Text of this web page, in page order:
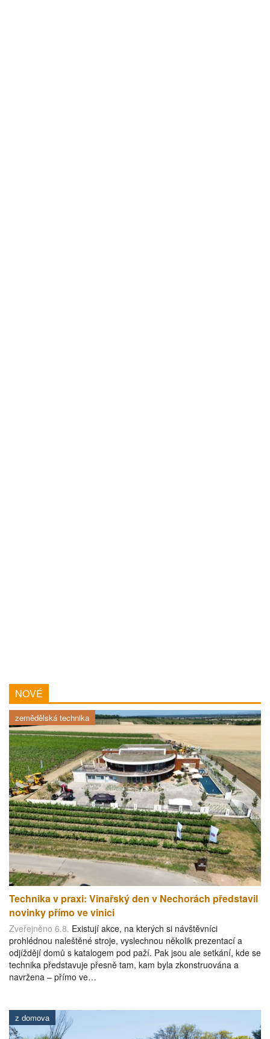
NOVÉ
zemědělská technika
Technika v praxi: Vinařský den v Nechorách představil
novinky přímo ve vinici
Zveřejněno 6.8. Existují akce, na kterých si návštěvníci
prohlédnou naleštěné stroje, vyslechnou několik prezentací a
odjíždějí domů s katalogem pod paží. Pak jsou ale setkání, kde se
technika představuje přesně tam, kam byla zkonstruována a
navržena – přímo ve…
z domova